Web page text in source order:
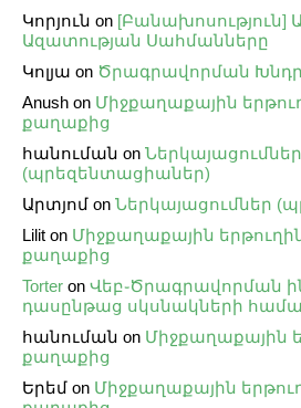
Կորյուն on [Բանախոսություն]
Ազատության Սահմանները
Կոլյա on Ծրագրավորման
Anush on Միջքաղաքային
քաղաքից
հանուման on Ներկայացումներ
(պրեզենտացիաներ)
Արտյոմ on Ներկայացումներ
Lilit on Միջքաղաքային
քաղաքից
Torter on Վեբ֊Ծրագրավորման
դասընթաց սկսնակների
հանուման on Միջքաղաքային
քաղաքից
Երեմ on Միջքաղաքային